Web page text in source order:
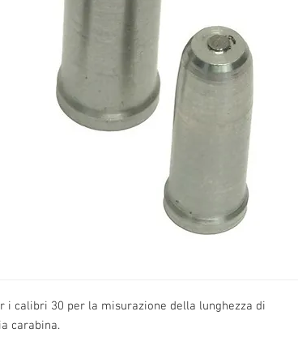
i calibri 30 per la misurazione della lunghezza di
carabina.